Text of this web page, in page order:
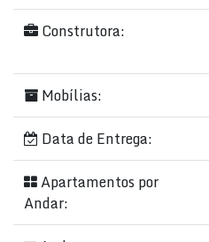
Construtora:
Mobílias:
Data de Entrega:
Apartamentos por
Andar: